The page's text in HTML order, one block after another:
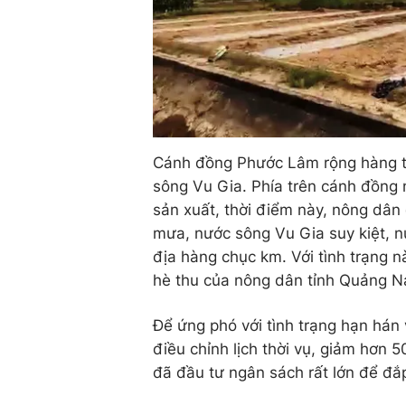
Cánh đồng Phước Lâm rộng
sông Vu Gia. Phía trên cánh
sản xuất, thời điểm này, nông
mưa, nước sông Vu Gia suy kiệt,
địa hàng chục km. Với tình trạng
hè thu của nông dân tỉnh Quảng
Để ứng phó với tình trạng hạn
điều chỉnh lịch thời vụ, giảm hơn
đã đầu tư ngân sách rất lớn để